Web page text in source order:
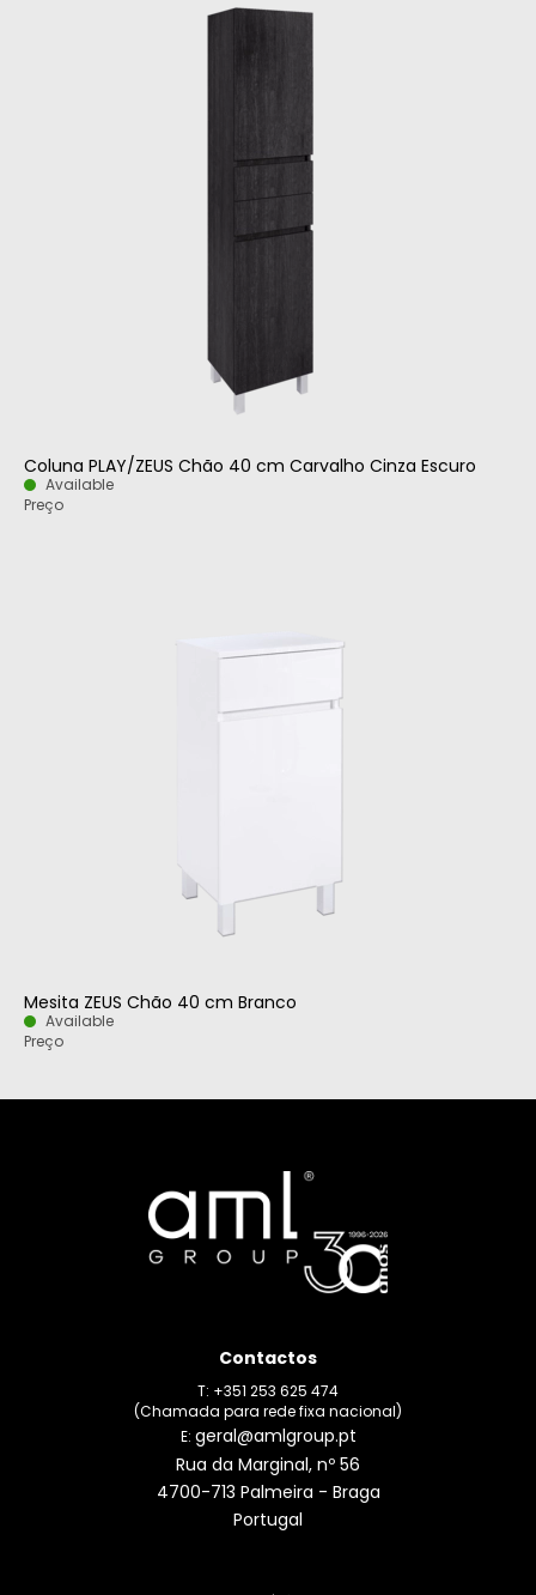
Coluna PLAY/ZEUS Chão 40 cm Carvalho Cinza Escuro
Available
Preço
Mesita ZEUS Chão 40 cm Branco
Available
Preço
Contactos
T: +351 253 625 474
(Chamada para rede fixa nacional)
E: geral@amlgroup.pt
Rua da Marginal, nº 56
4700-713 Palmeira - Braga
Portugal